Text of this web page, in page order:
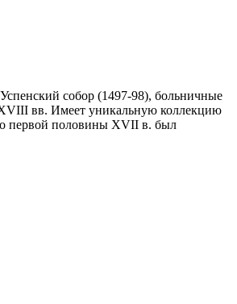
собор (1497-98), больничные
вв. Имеет уникальную коллекцию
первой половины XVII в. был